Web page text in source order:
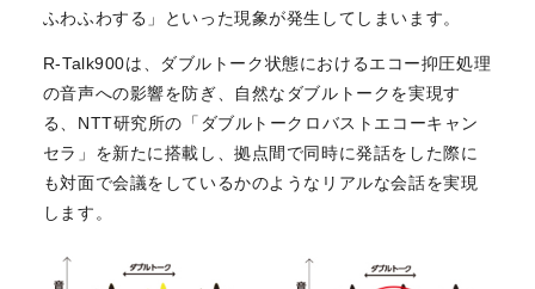
ふわふわする」といった現象が発生してしまいます。
R-Talk900は、ダブルトーク状態におけるエコー抑圧処理
の音声への影響を防ぎ、自然なダブルトークを実現す
る、NTT研究所の「ダブルトークロバストエコーキャン
セラ」を新たに搭載し、拠点間で同時に発話をした際に
も対面で会議をしているかのようなリアルな会話を実現
します。